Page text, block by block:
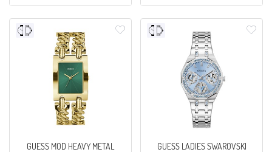
GUESS MOD HEAVY METAL
GUESS LADIES SWAROVSKI